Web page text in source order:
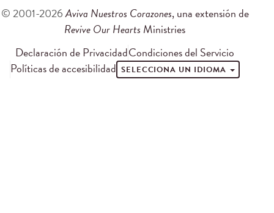
© 2001-2026Aviva Nuestros Corazones, una extensión de
Revive Our Hearts Ministries
Declaración de PrivacidadCondiciones del Servicio
Políticas de accesibilidad SELECCIONA UN IDIOMA